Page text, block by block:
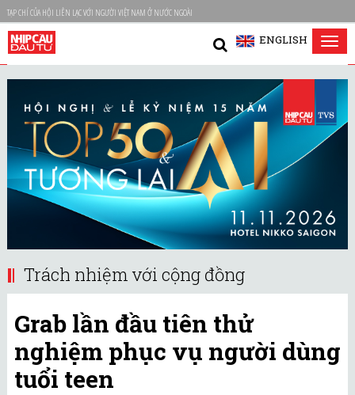
TẠP CHÍ CỦA HỘI LIÊN LẠC VỚI NGƯỜI VIỆT NAM Ở NƯỚC NGOÀI
ENGLISH
Trách nhiệm với cộng đồng
Grab lần đầu tiên thử
nghiệm phục vụ người dùng
tuổi teen